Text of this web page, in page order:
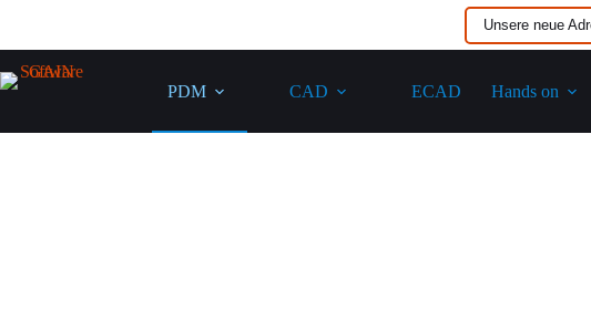
Unsere neue
PDM CAD ECAD Hands on